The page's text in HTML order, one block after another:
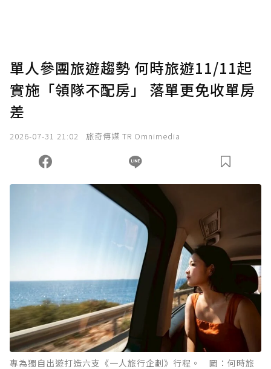
確認送出
您當前剩餘 U 利點數：0點；前往 購買點數
單人參團旅遊趨勢 何時旅遊11/11起
實施「領隊不配房」 落單更免收單房
差
2026-07-31 21:02 旅奇傳媒 TR Omnimedia
專為獨自出遊打造六支《一人旅行企劃》行程。 圖：何時旅